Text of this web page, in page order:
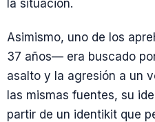
la situación.
Asimismo, uno de los
37 años— era buscado
asalto y la agresión a un
las mismas fuentes, su
partir de un identikit que